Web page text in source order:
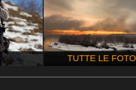
TUTTE LE FOTO